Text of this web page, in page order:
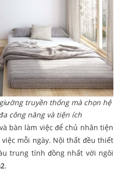
truyền thống mà chọn hệ
công năng và tiện ích
bàn làm việc để chủ nhân tiện
mỗi ngày. Nội thất đều thiết
trung tính đồng nhất với ngôi
.